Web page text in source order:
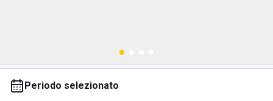
Periodo selezionato